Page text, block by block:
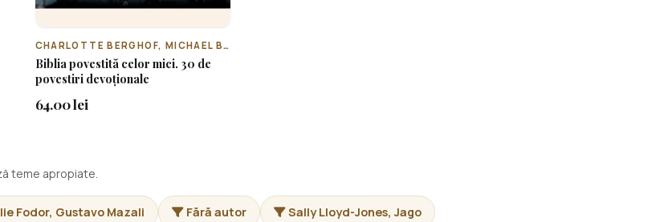
CHARLOTTE BERGHOF, MICHAEL BERGHOF, JOHN JOSEPH
Biblia povestită celor mici. 30 de
povestiri devoționale
64.00 lei
teme apropiate.
Fodor, Gustavo Mazali Fără autor Sally Lloyd-Jones, Jago